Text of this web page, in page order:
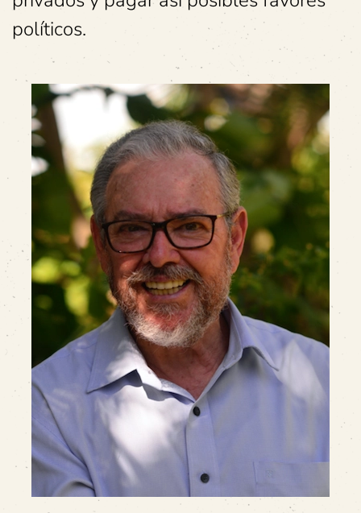
políticos.